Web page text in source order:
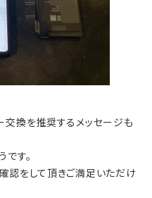
交換を推奨するメッセージも
す。
認をして頂きご満足いただけ